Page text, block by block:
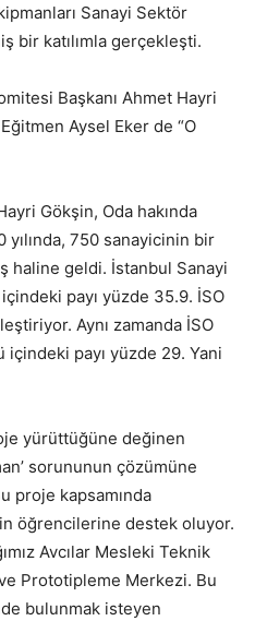
Sanayi Sektör
bir katılımla gerçekleşti.
Başkanı Ahmet Hayri
Aysel Eker de “O
Gökşin, Oda hakında
750 sanayicinin bir
haline geldi. İstanbul Sanayi
payı yüzde 35.9. İSO
Aynı zamanda İSO
payı yüzde 29. Yani
yürüttüğüne değinen
sorununun çözümüne
proje kapsamında
öğrencilerine destek oluyor.
Avcılar Mesleki Teknik
Prototipleme Merkezi. Bu
bulunmak isteyen